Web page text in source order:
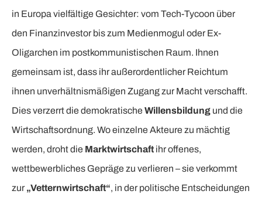
in Europa vielfältige Gesichter: vom Tech-Tycoon über
den Finanzinvestor bis zum Medienmogul oder Ex-
Oligarchen im postkommunistischen Raum. Ihnen
gemeinsam ist, dass ihr außerordentlicher Reichtum
ihnen unverhältnismäßigen Zugang zur Macht verschafft.
Dies verzerrt die demokratischeWillensbildung und die
Wirtschaftsordnung. Wo einzelne Akteure zu mächtig
werden, droht die Marktwirtschaft ihr offenes,
wettbewerbliches Gepräge zu verlieren – sie verkommt
zur „Vetternwirtschaft“, in der politische Entscheidungen